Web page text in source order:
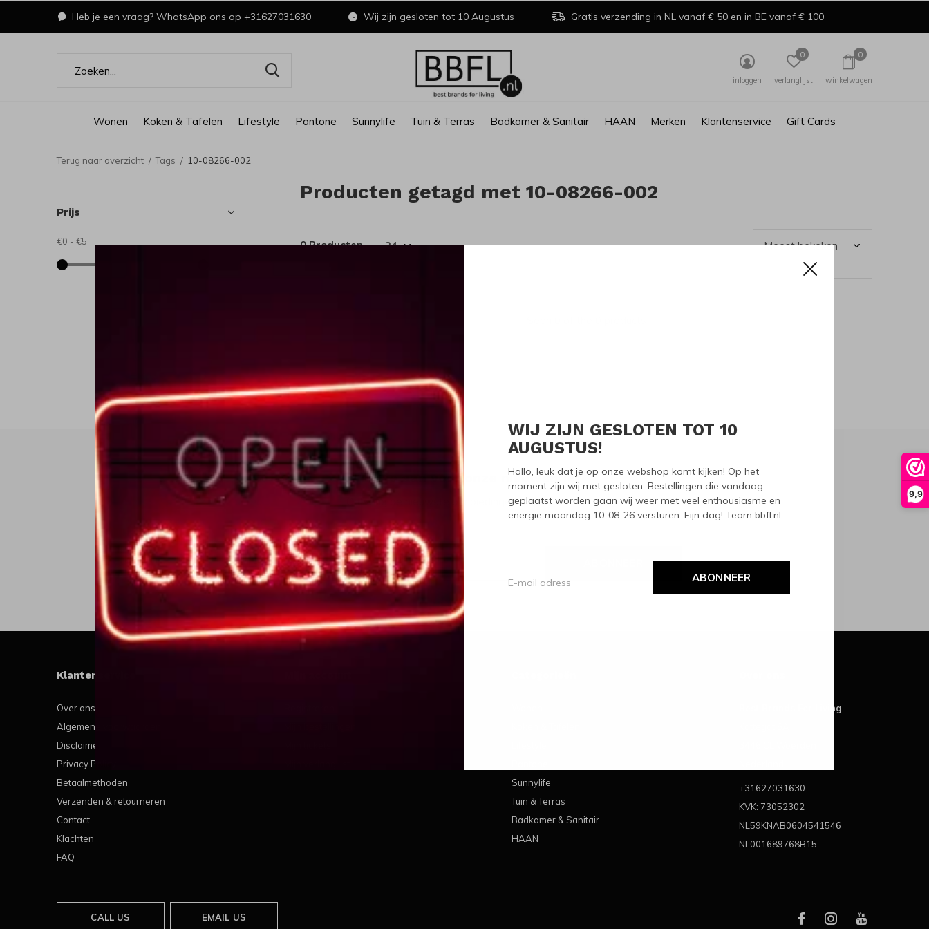
9,9
WIJ ZIJN GESLOTEN TOT 10
AUGUSTUS!
Hallo, leuk dat je op onze webshop komt kijken! Op het
moment zijn wij met gesloten. Bestellingen die vandaag
geplaatst worden gaan wij weer met veel enthousiasme en
energie maandag 10-08-26 versturen. Fijn dag! Team bbfl.nl
ABONNEER
Wonen Koken & Tafelen Lifestyle Pantone Sunnylife Tuin & Terras Badkamer & Sanitair HAAN Merken Klantenservice Gift Cards
inloggen verlanglijst
0
winkelwagen
0
Heb je een vraag? WhatsApp ons op +31627031630 Wij zijn gesloten tot 10 Augustus Gratis verzending in NL vanaf € 50 en in BE vanaf € 100
Terug naar overzicht Tags 10-08266-002
Producten getagd met 10-08266-002
0 Producten
Prijs
€0 - €5
Meld je aan voor onze nieuwsbrief
Ontvang de nieuwste aanbiedingen en promoties
Klantenservice
Over ons
Algemene voorwaarden
Disclaimer
Privacy Policy
Betaalmethoden
Verzenden & retourneren
Contact
Klachten
FAQ
Sunnylife
Tuin & Terras
Badkamer & Sanitair
HAAN
Best Brands For Living
+31627031630
KVK: 73052302
NL59KNAB0604541546
NL001689768B15
CALL US EMAIL US